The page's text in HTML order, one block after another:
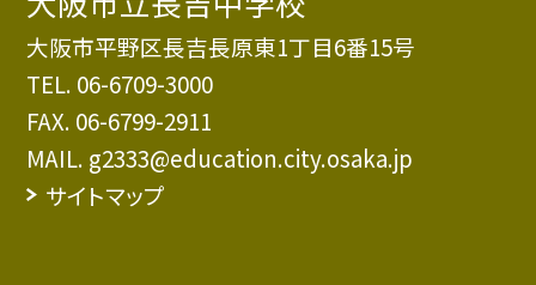
大阪市平野区長吉長原東1丁目6番15号
TEL. 06-6709-3000
FAX. 06-6799-2911
MAIL. g2333@education.city.osaka.jp
サイトマップ